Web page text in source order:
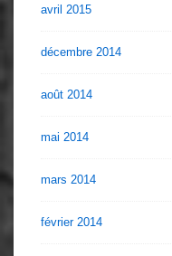
avril 2015
décembre 2014
août 2014
mai 2014
mars 2014
février 2014